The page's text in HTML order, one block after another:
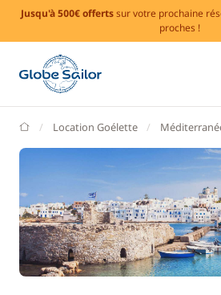
Jusqu'à 500€ offertssur votre prochaine
proches !
GlobeSailor
Location Goélette